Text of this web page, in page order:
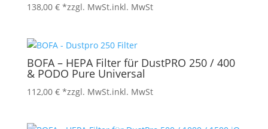
138,00 € *zzgl. MwSt.inkl. MwSt
BOFA – HEPA Filter für DustPRO 250 / 400
& PODO Pure Universal
112,00 € *zzgl. MwSt.inkl. MwSt